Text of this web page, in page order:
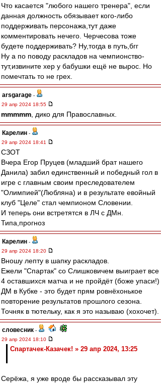
Что касается "любого нашего тренера", если
данная должность обязывает кого-либо
поддерживать персонажа,тут даже
комментировать нечего. Черчесова тоже
будете поддерживать? Ну,тогда в путь,бгг
Ну а по поводу раскладов на чемпионство-
тут,извините хер у бабушки ещё не вырос. Но
помечтать то не грех.
arsgarage -
29 апр 2024 18:55
mmmmm , дико для Православных.
Карелин -
29 апр 2024 18:41
СЗОТ
Вчера Егор Пруцев (младший брат нашего
Данила) забил единственный и победный гол в
игре с главным своим преследователем
"Олимпией"(Любляна) и в результате евойный
клуб "Целе" стал чемпионом Словении.
И теперь они встретятся в ЛЧ с ДМн.
Типа,прогноз
Карелин -
29 апр 2024 18:20
Вношу лепту в шапку раскладов.
Ежели "Спартак" со Слишковичем выиграет все
4 оставшихся матча и не пройдёт (боже упаси!)
ДМ в Кубке - это будет прям ровнёхонькое
повторение результатов прошлого сезона.
Точняк в тютельку, как я это называю (хохочет).
словесник -
29 апр 2024 18:10
Спартачек-Казачек! » 29 апр 2024, 13:25
Серёжа, я уже вроде бы рассказывал эту